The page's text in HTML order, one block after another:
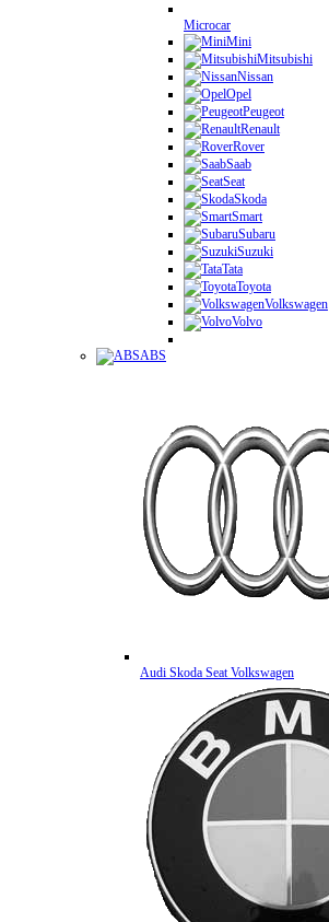
Microcar
Mini
Mitsubishi
Nissan
Opel
Peugeot
Renault
Rover
Saab
Seat
Skoda
Smart
Subaru
Suzuki
Tata
Toyota
Volkswagen
Volvo
ABS
Audi Skoda Seat Volkswagen